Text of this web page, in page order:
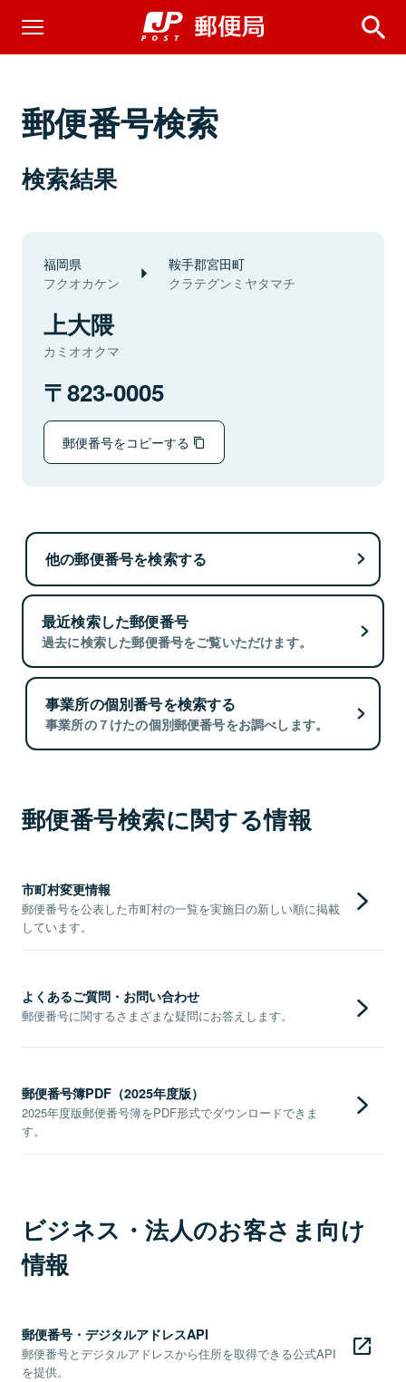
郵便番号検索
検索結果
福岡県
フクオカケン
鞍手郡宮田町
クラテグンミヤタマチ
上大隈
カミオオクマ
823-0005
郵便番号をコピーする
他の郵便番号を検索する
最近検索した郵便番号
過去に検索した郵便番号をご覧いただけます。
事業所の個別番号を検索する
事業所の７けたの個別郵便番号をお調べします。
郵便番号検索に関する情報
市町村変更情報
郵便番号を公表した市町村の一覧を実施日の新しい順に掲載
しています。
よくあるご質問・お問い合わせ
郵便番号に関するさまざまな疑問にお答えします。
郵便番号簿PDF（2025年度版）
2025年度版郵便番号簿をPDF形式でダウンロードできま
す。
ビジネス・法人のお客さま向け
情報
郵便番号・デジタルアドレスAPI
郵便番号とデジタルアドレスから住所を取得できる公式API
を提供。